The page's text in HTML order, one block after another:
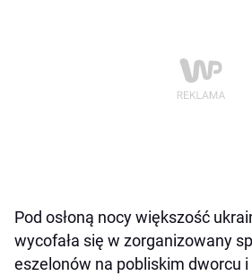
Pod osłoną nocy większość
wycofała się w zorganizowany
eszelonów na pobliskim dworcu i